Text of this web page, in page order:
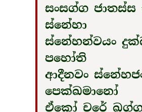
සංසග්ග
ස්නේහා
ස්නේහන්වයං
පහෝති
ආදීනවං
පෙක්ඛමානෝ
ඒකෝ චරේ